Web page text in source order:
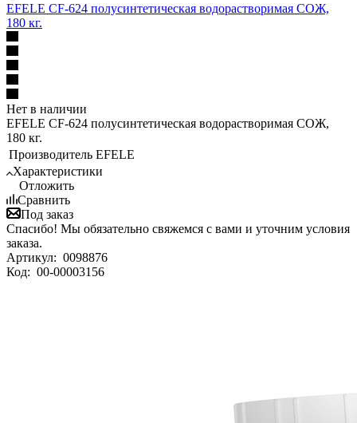
EFELE CF-624 полусинтетическая водорастворимая СОЖ,
180 кг.
Нет в наличии
EFELE CF-624 полусинтетическая водорастворимая СОЖ,
180 кг.
Производитель EFELE
Характеристики
Отложить
Сравнить
Под заказ
Спасибо! Мы обязательно свяжемся с вами и уточним условия
заказа.
Артикул: 0098876
Код: 00-00003156